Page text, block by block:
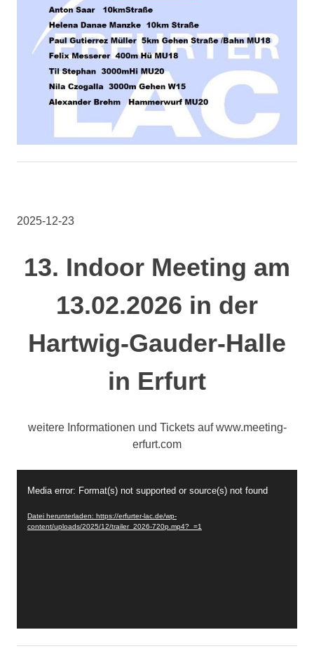
2025-12-23
13. Indoor Meeting am
13.02.2026 in der
Hartwig-Gauder-Halle
in Erfurt
weitere Informationen und Tickets auf www.meeting-
erfurt.com
Player
Media error: Format(s) not supported or source(s) not found
Datei herunterladen: https://erfurter-lac.de/wp-
content/uploads/2025/12/trailer_2026-720p.mp4?_=1